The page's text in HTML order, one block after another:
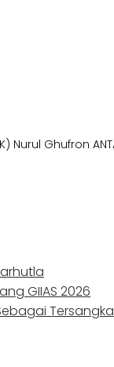
Ghufron
GIIAS 2026
Tersangka